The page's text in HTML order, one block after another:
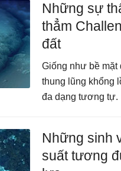
Những sự
thẳm
đất
Giống như bề mặt
thung lũng khổng
đa dạng tương tự.
Những sinh
suất tương